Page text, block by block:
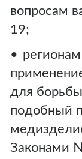
вопросам
19;
регионам
для
подобный
Законами